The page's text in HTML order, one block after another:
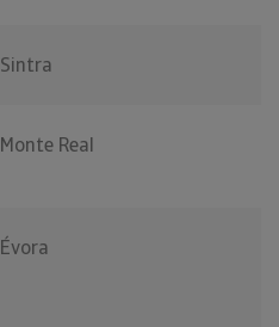
Sintra
Monte Real
Évora